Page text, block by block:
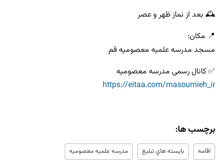
🕰 بعد از نماز ظهر و عصر
📍 مکان:
مسجد مدرسه علمیه معصومیه قم
✅ کانال رسمی مدرسه معصومیه
https://eitaa.com/masoumieh_ir
برچسب ها:
اقامه بايسته هاي تبليغ مدرسه علميه معصوميه